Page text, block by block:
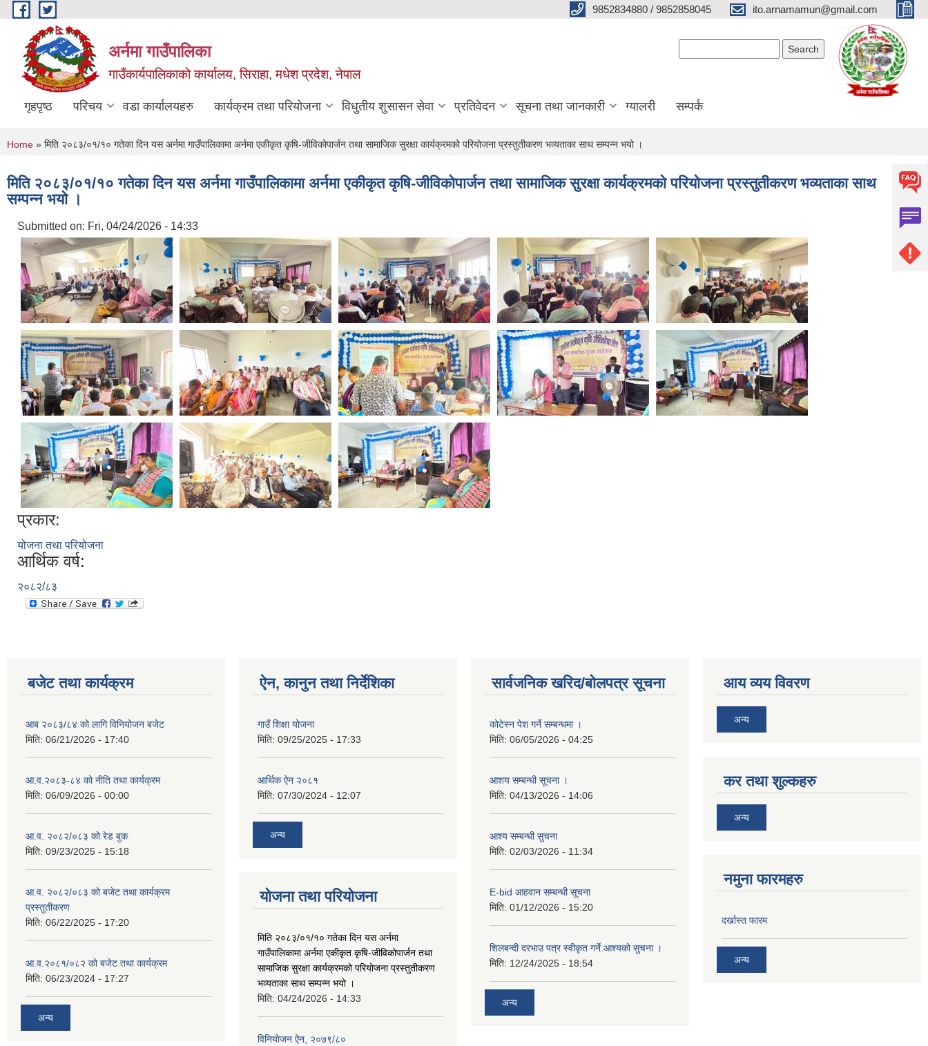
Skip to main content 9852834880 / 9852858045 ito.arnamamun@gmail.com
अर्नमा गाउँपालिका
गाउँकार्यपालिकाको कार्यालय, सिराहा, मधेश प्रदेश, नेपाल
गृहपृष्ठ परिचय वडा कार्यालयहरु कार्यक्रम तथा परियोजना विधुतीय शुसासन सेवा प्रतिवेदन सूचना तथा जानकारी ग्यालरी सम्पर्क
You are here
Home » मिति २०८३/०१/१० गतेका दिन यस अर्नमा गाउँपालिकामा अर्नमा एकीकृत कृषि-जीविकोपार्जन तथा सामाजिक सुरक्षा कार्यक्रमको परियोजना प्रस्तुतीकरण भव्यताका साथ सम्पन्न भयो ।
मिति २०८३/०१/१० गतेका दिन यस अर्नमा गाउँपालिकामा अर्नमा एकीकृत कृषि-जीविकोपार्जन तथा सामाजिक सुरक्षा कार्यक्रमको परियोजना प्रस्तुतीकरण भव्यताका साथ
सम्पन्न भयो ।
Submitted on: Fri, 04/24/2026 - 14:33
प्रकार:
योजना तथा परियोजना
आर्थिक वर्ष:
२०८२/८३
बजेट तथा कार्यक्रम
आब २०८३/८४ को लागि विनियोजन बजेट
मिति: 06/21/2026 - 17:40
आ.व.२०८३-८४ को नीति तथा कार्यक्रम
मिति: 06/09/2026 - 00:00
आ.व. २०८२/०८३ को रेड बुक
मिति: 09/23/2025 - 15:18
आ.व. २०८२/०८३ को बजेट तथा कार्यक्रम
प्रस्तुतीकरण
मिति: 06/22/2025 - 17:20
आ.व.२०८१/०८२ को बजेट तथा कार्यक्रम
मिति: 06/23/2024 - 17:27
अन्य
ऐन, कानुन तथा निर्देशिका
गाउँ शिक्षा योजना
मिति: 09/25/2025 - 17:33
आर्थिक ऐन २०८१
मिति: 07/30/2024 - 12:07
अन्य
योजना तथा परियोजना
मिति २०८३/०१/१० गतेका दिन यस अर्नमा
गाउँपालिकामा अर्नमा एकीकृत कृषि-जीविकोपार्जन तथा
सामाजिक सुरक्षा कार्यक्रमको परियोजना प्रस्तुतीकरण
भव्यताका साथ सम्पन्न भयो ।
मिति: 04/24/2026 - 14:33
विनियाेजन ऐन, २०७९/८०
सार्वजनिक खरिद/बोलपत्र सूचना
कोटेस्न पेश गर्ने सम्बन्धमा ।
मिति: 06/05/2026 - 04:25
आशय सम्बन्धी सूचना ।
मिति: 04/13/2026 - 14:06
आश्य सम्बन्धी सुचना
मिति: 02/03/2026 - 11:34
E-bid आहवान सम्बन्धी सूचना
मिति: 01/12/2026 - 15:20
शिलबन्दी दरभाउ पत्र स्वीकृत गर्ने आश्यको सुचना ।
मिति: 12/24/2025 - 18:54
अन्य
आय व्यय विवरण
अन्य
कर तथा शुल्कहरु
अन्य
नमुना फारमहरु
दर्खास्त फारम
अन्य